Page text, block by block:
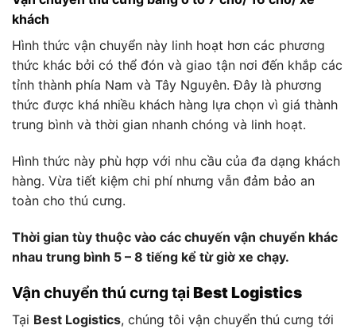
khách
Hình thức vận chuyển này linh hoạt hơn các phương
thức khác bởi có thể đón và giao tận nơi đến khắp các
tỉnh thành phía Nam và Tây Nguyên. Đây là phương
thức được khá nhiều khách hàng lựa chọn vì giá thành
trung bình và thời gian nhanh chóng và linh hoạt.
Hình thức này phù hợp với nhu cầu của đa dạng khách
hàng. Vừa tiết kiệm chi phí nhưng vẫn đảm bảo an
toàn cho thú cưng.
Thời gian tùy thuộc vào các chuyến vận chuyển khác
nhau trung bình 5 – 8 tiếng kể từ giờ xe chạy.
Vận chuyển thú cưng tại Best Logistics
Tại Best Logistics, chúng tôi vận chuyển thú cưng tới